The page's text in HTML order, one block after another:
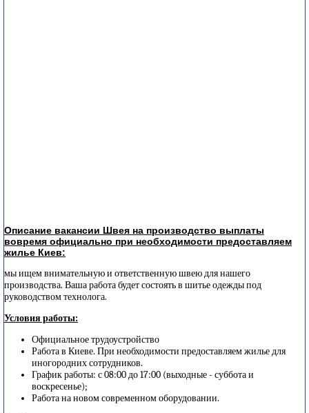
Описание вакансии Швея на производство выплаты
вовремя официально при необходимости предоставляем
жилье Киев:
мы ищем внимательную и ответственную швею для нашего
производства. Ваша работа будет состоять в шитье одежды под
руководством технолога.
Условия работы:
Официальное трудоустройство
Работа в Киеве. При необходимости предоставляем жилье для
иногородних сотрудников.
График работы: с 08:00 до 17:00 (выходные - суббота и
воскресенье);
Работа на новом современном оборудовании.